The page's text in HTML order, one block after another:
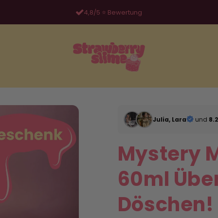
Handgemacht in Deutschland 👩‍👧‍👦
Julia, Lara und
Mystery
60ml
Döschen!